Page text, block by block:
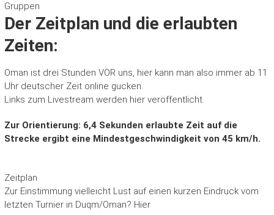
Gruppen
Der Zeitplan und die erlaubten
Zeiten:
Oman ist drei Stunden VOR uns, hier kann man also immer ab 11
Uhr deutscher Zeit online gucken.
Links zum Livestream werden hier veröffentlicht.
Zur Orientierung: 6,4 Sekunden erlaubte Zeit auf die
Strecke ergibt eine Mindestgeschwindigkeit von 45 km/h.
Zeitplan
Zur Einstimmung vielleicht Lust auf einen kurzen Eindruck vom
letzten Turnier in Duqm/Oman? Hier